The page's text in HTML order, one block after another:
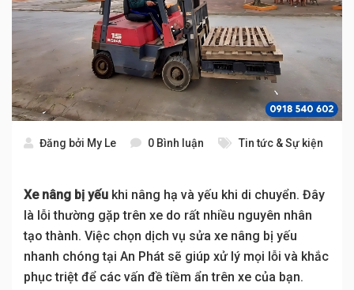
Đăng bởi My Le 0 Bình luận Tin tức & Sự kiện
Xe nâng bị yếu khi nâng hạ và yếu khi di chuyển. Đây
là lỗi thường gặp trên xe do rất nhiều nguyên nhân
tạo thành. Việc chọn dịch vụ sửa xe nâng bị yếu
nhanh chóng tại An Phát sẽ giúp xử lý mọi lỗi và khắc
phục triệt để các vấn đề tiềm ẩn trên xe của bạn.